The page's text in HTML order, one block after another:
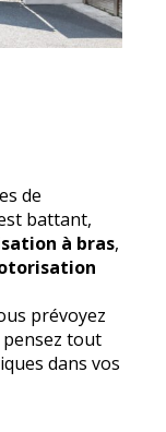
de
battant,
à bras,
prévoyez
tout
dans vos